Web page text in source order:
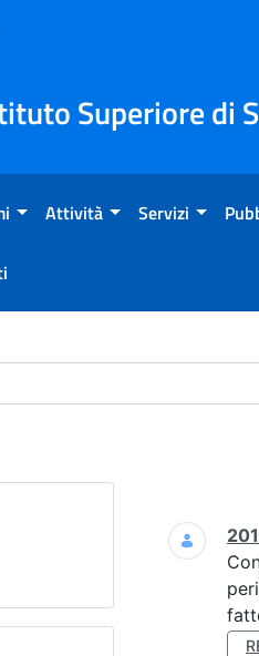
Superiore di
Attività Servizi
-
Ricerca